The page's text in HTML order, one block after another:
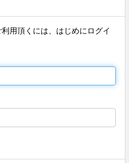
用頂くには、はじめにログイ